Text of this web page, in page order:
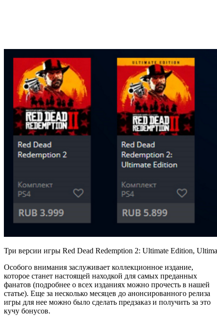
Три версии игры Red Dead Redemption 2: Ultimate Edition,
Особого внимания заслуживает коллекционное издание,
которое станет настоящей находкой для самых преданных
фанатов (подробнее о всех изданиях можно прочесть в нашей
статье). Еще за несколько месяцев до анонсированного релиза
игры для нее можно было сделать предзаказ и получить за это
кучу бонусов.